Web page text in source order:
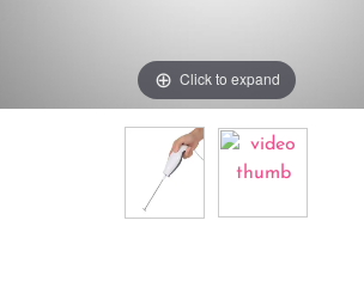
Click to expand